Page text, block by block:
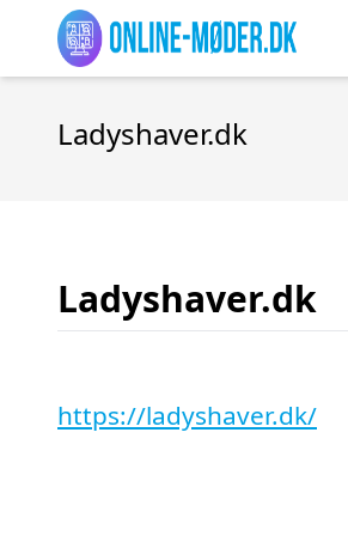
Ladyshaver.dk
Ladyshaver.dk
https://ladyshaver.dk/